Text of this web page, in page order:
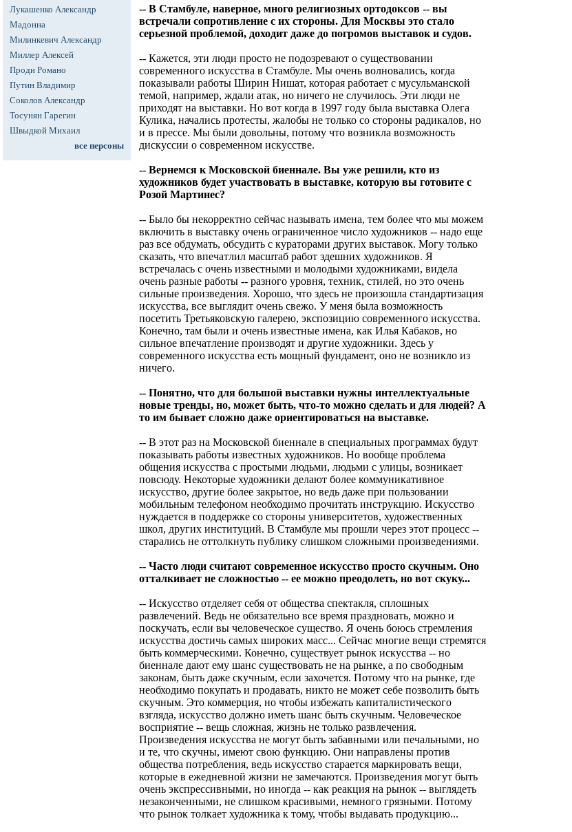
Лукашенко Александр
Мадонна
Милинкевич Александр
Миллер Алексей
Проди Романо
Путин Владимир
Соколов Александр
Тосунян Гарегин
Швыдкой Михаил
все персоны
-- В Стамбуле, наверное, много религиозных ортодоксов -- вы
встречали сопротивление с их стороны. Для Москвы это стало
серьезной проблемой, доходит даже до погромов выставок и судов.
-- Кажется, эти люди просто не подозревают о существовании
современного искусства в Стамбуле. Мы очень волновались, когда
показывали работы Ширин Нишат, которая работает с мусульманской
темой, например, ждали атак, но ничего не случилось. Эти люди не
приходят на выставки. Но вот когда в 1997 году была выставка Олега
Кулика, начались протесты, жалобы не только со стороны радикалов, но
и в прессе. Мы были довольны, потому что возникла возможность
дискуссии о современном искусстве.
-- Вернемся к Московской биеннале. Вы уже решили, кто из
художников будет участвовать в выставке, которую вы готовите с
Розой Мартинес?
-- Было бы некорректно сейчас называть имена, тем более что мы можем
включить в выставку очень ограниченное число художников -- надо еще
раз все обдумать, обсудить с кураторами других выставок. Могу только
сказать, что впечатлил масштаб работ здешних художников. Я
встречалась с очень известными и молодыми художниками, видела
очень разные работы -- разного уровня, техник, стилей, но это очень
сильные произведения. Хорошо, что здесь не произошла стандартизация
искусства, все выглядит очень свежо. У меня была возможность
посетить Третьяковскую галерею, экспозицию современного искусства.
Конечно, там были и очень известные имена, как Илья Кабаков, но
сильное впечатление производят и другие художники. Здесь у
современного искусства есть мощный фундамент, оно не возникло из
ничего.
-- Понятно, что для большой выставки нужны интеллектуальные
новые тренды, но, может быть, что-то можно сделать и для людей? А
то им бывает сложно даже ориентироваться на выставке.
-- В этот раз на Московской биеннале в специальных программах будут
показывать работы известных художников. Но вообще проблема
общения искусства с простыми людьми, людьми с улицы, возникает
повсюду. Некоторые художники делают более коммуникативное
искусство, другие более закрытое, но ведь даже при пользовании
мобильным телефоном необходимо прочитать инструкцию. Искусство
нуждается в поддержке со стороны университетов, художественных
школ, других институций. В Стамбуле мы прошли через этот процесс --
старались не оттолкнуть публику слишком сложными произведениями.
-- Часто люди считают современное искусство просто скучным. Оно
отталкивает не сложностью -- ее можно преодолеть, но вот скуку...
-- Искусство отделяет себя от общества спектакля, сплошных
развлечений. Ведь не обязательно все время праздновать, можно и
поскучать, если вы человеческое существо. Я очень боюсь стремления
искусства достичь самых широких масс... Сейчас многие вещи стремятся
быть коммерческими. Конечно, существует рынок искусства -- но
биеннале дают ему шанс существовать не на рынке, а по свободным
законам, быть даже скучным, если захочется. Потому что на рынке, где
необходимо покупать и продавать, никто не может себе позволить быть
скучным. Это коммерция, но чтобы избежать капиталистического
взгляда, искусство должно иметь шанс быть скучным. Человеческое
восприятие -- вещь сложная, жизнь не только развлечения.
Произведения искусства не могут быть забавными или печальными, но
и те, что скучны, имеют свою функцию. Они направлены против
общества потребления, ведь искусство старается маркировать вещи,
которые в ежедневной жизни не замечаются. Произведения могут быть
очень экспрессивными, но иногда -- как реакция на рынок -- выглядеть
незаконченными, не слишком красивыми, немного грязными. Потому
что рынок толкает художника к тому, чтобы выдавать продукцию...